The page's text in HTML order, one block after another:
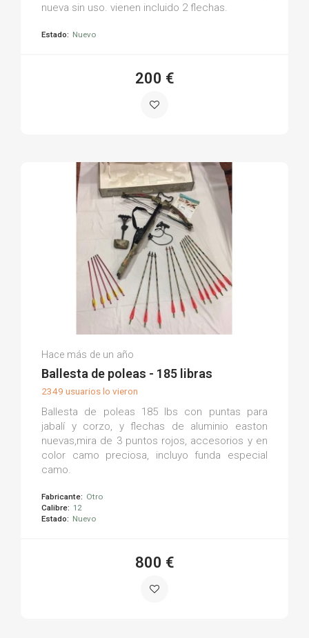
nueva sin uso. vienen incluido 2 flechas.
Estado: Nuevo
200 €
Antonio G.
(0)
Hace más de un año
Ballesta de poleas - 185 libras
2349 usuarios lo vieron
Ballesta de poleas 185 lbs con puntas para
jabalí y corzo, y flechas de aluminio easton
nuevas,mira de 3 puntos rojos, accesorios y en
color camo preciosa, incluyo funda especial
camo.
Fabricante: Otro
Calibre: 12
Estado: Nuevo
800 €